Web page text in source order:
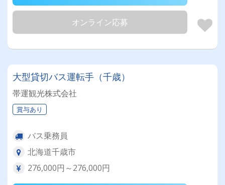
オンライン応募
大型貸切バス運転手（千歳）
帯運観光株式会社
賞与あり
バス乗務員
北海道千歳市
276,000円～276,000円